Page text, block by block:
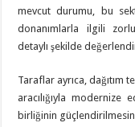
mevcut durumu, bu
donanımlarla ilgili
detaylı şekilde
Taraflar ayrıca, dağıtım
aracılığıyla modernize
birliğinin